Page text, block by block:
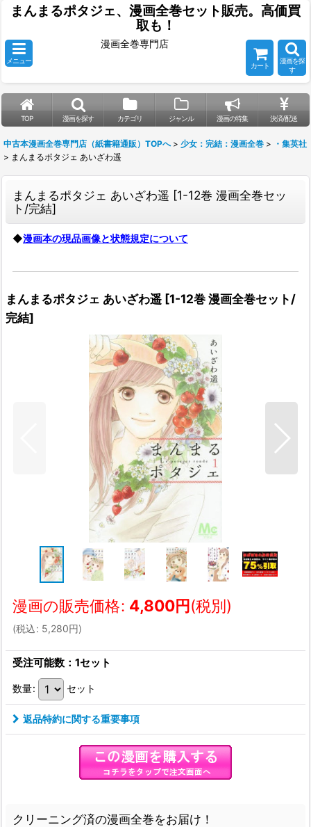
まんまるポタジェ、漫画全巻セット販売。高価買
取も！
メニュー
漫画全巻専門店
カート
漫画を探
す
TOP 漫画を探す カテゴリ ジャンル 漫画の特集 決済/配送
中古本漫画全巻専門店（紙書籍通販）TOPへ > 少女：完結：漫画全巻 > ・集英社
> まんまるポタジェ あいざわ遥
まんまるポタジェ あいざわ遥 [1-12巻 漫画全巻セッ
ト/完結]
◆漫画本の現品画像と状態規定について
まんまるポタジェ あいざわ遥 [1-12巻 漫画全巻セット/
完結]
漫画の販売価格: 4,800円(税別)
(税込: 5,280円)
受注可能数：1セット
数量: セット
返品特約に関する重要事項
クリーニング済の漫画全巻をお届け！